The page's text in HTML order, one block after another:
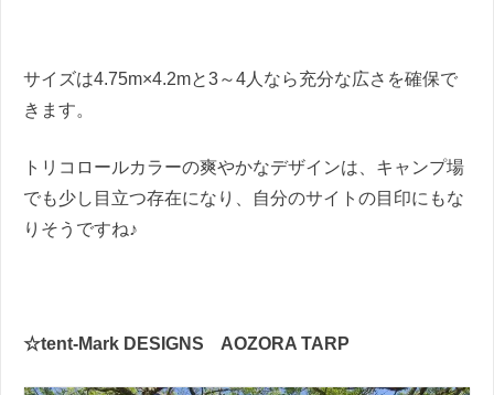
サイズは4.75m×4.2mと3～4人なら充分な広さを確保で
きます。
トリコロールカラーの爽やかなデザインは、キャンプ場
でも少し目立つ存在になり、自分のサイトの目印にもな
りそうですね♪
☆tent-Mark DESIGNS AOZORA TARP